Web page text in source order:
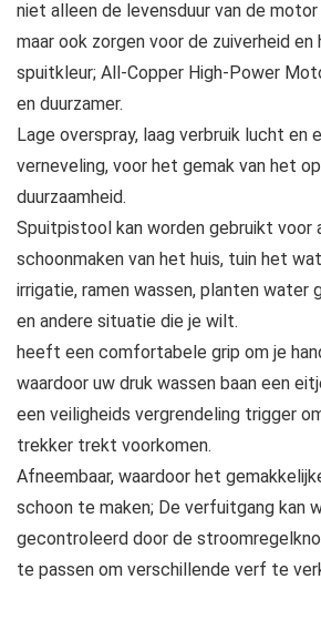
niet alleen de levensduur van de motor
maar ook zorgen voor de zuiverheid
spuitkleur; All-Copper High-Power
en duurzamer.
Lage overspray, laag verbruik lucht en
verneveling, voor het gemak van het
duurzaamheid.
Spuitpistool kan worden gebruikt voor
schoonmaken van het huis, tuin het
irrigatie, ramen wassen, planten water
en andere situatie die je wilt.
heeft een comfortabele grip om je
waardoor uw druk wassen baan een
een veiligheids vergrendeling trigger
trekker trekt voorkomen.
Afneembaar, waardoor het
schoon te maken; De verfuitgang kan
gecontroleerd door de
te passen om verschillende verf te